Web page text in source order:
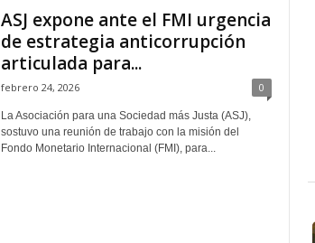
ASJ expone ante el FMI urgencia
de estrategia anticorrupción
articulada para...
febrero 24, 2026 0
La Asociación para una Sociedad más Justa (ASJ),
sostuvo una reunión de trabajo con la misión del
Fondo Monetario Internacional (FMI), para...